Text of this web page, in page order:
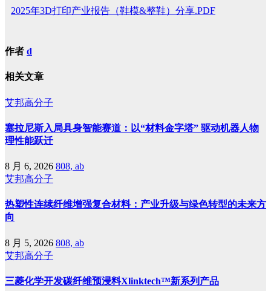
2025年3D打印产业报告（鞋模&整鞋）分享.PDF
作者 d
相关文章
艾邦高分子
塞拉尼斯入局具身智能赛道：以“材料金字塔” 驱动机器人物
理性能跃迁
8 月 6, 2026 808, ab
艾邦高分子
热塑性连续纤维增强复合材料：产业升级与绿色转型的未来方
向
8 月 5, 2026 808, ab
艾邦高分子
三菱化学开发碳纤维预浸料Xlinktech™新系列产品